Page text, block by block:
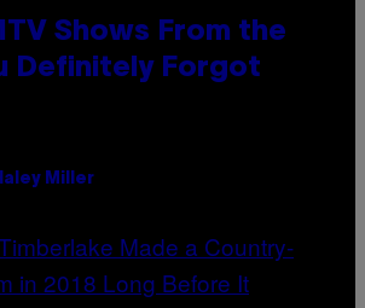
Shows From the
Definitely Forgot
Miller